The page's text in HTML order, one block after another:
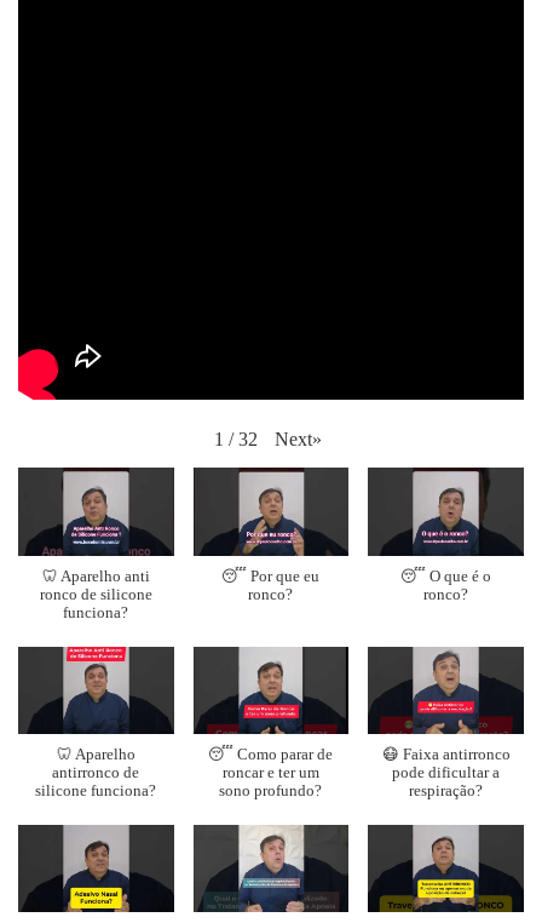
1 / 32 Next»
🦷 Aparelho anti
ronco de silicone
funciona?
😴 Por que eu
ronco?
😴 O que é o
ronco?
🦷 Aparelho
antirronco de
silicone funciona?
😴 Como parar de
roncar e ter um
sono profundo?
😷 Faixa antirronco
pode dificultar a
respiração?